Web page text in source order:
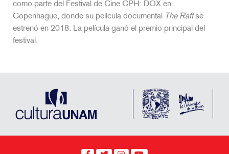
como parte del Festival de Cine CPH: DOX en
Copenhague, donde su película documental The Raftse
estrenó en 2018. La película ganó el premio principal del
festival.